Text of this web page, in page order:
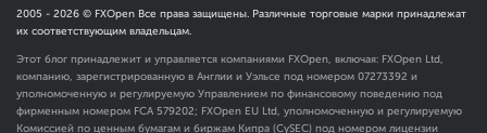
2005 - 2026 © FXOpen Все права защищены. Различные торговые марки принадлежат
их соответствующим владельцам.
Этот блог принадлежит и управляется компаниями FXOpen, включая: FXOpen Ltd,
компанию, зарегистрированную в Англии и Уэльсе под номером 07273392 и
уполномоченную и регулируемую Управлением по финансовому поведению под
фирменным номером FCA 579202; FXOpen EU Ltd, уполномоченную и регулируемую
Комиссией по ценным бумагам и биржам Кипра (CySEC) под номером лицензии